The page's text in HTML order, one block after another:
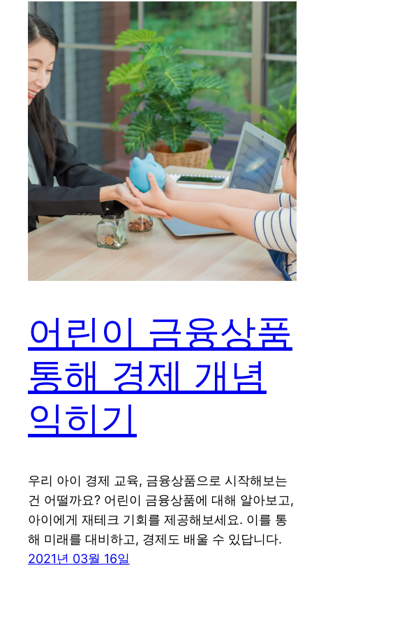
어린이 금융상품
통해 경제 개념
익히기
우리 아이 경제 교육, 금융상품으로 시작해보는
건 어떨까요? 어린이 금융상품에 대해 알아보고,
아이에게 재테크 기회를 제공해보세요. 이를 통
해 미래를 대비하고, 경제도 배울 수 있답니다.
2021년 03월 16일